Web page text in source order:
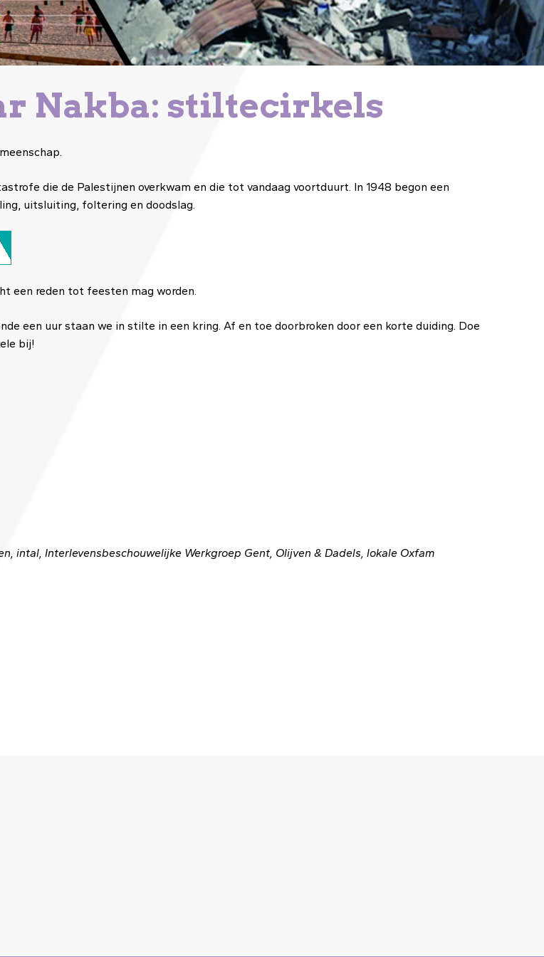
Nakba: stiltecirkels
die de Palestijnen overkwam en die tot vandaag voortduurt. In 1948 begon een
uitsluiting, foltering en doodslag.
een reden tot feesten mag worden.
een uur staan we in stilte in een kring. Af en toe doorbroken door een korte duiding. Doe
bij!
intal, Interlevensbeschouwelijke Werkgroep Gent, Olijven & Dadels, lokale Oxfam